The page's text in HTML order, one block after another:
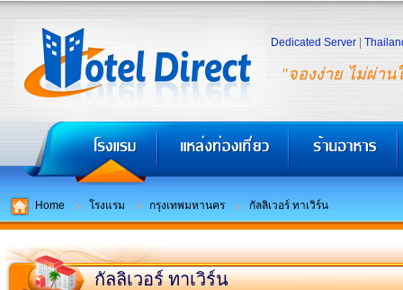
"จองง่าย ไม่ผ่าน
Dedicated Server
Home โรงแรม กรุงเทพมหานคร กัลลิเวอร์ ทาเวิร์น
กัลลิเวอร์ ทาเวิร์น